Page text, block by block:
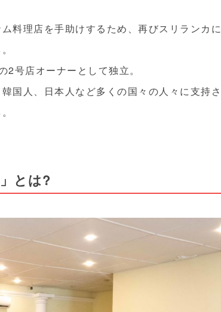
料理店を手助けするため、再びスリランカに
号店オーナーとして独立。
国人、日本人など多くの国々の人々に支持さ
とは?